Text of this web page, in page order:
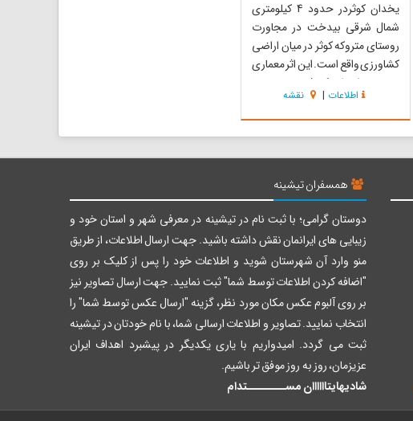
یخدان کوثردر حدود 4 کیلومتری
شمال شرقی بیدخت در مجاورت
روستای متروکه کوثر در میان اراضی
کشاورزی واقع است. این اثر معماری
مجموعه ای از یک فضای مدوّر با
پوشش مخروطی و دیواری طویل و
بلند عمود بر یخدان که به دیوار سایه
اندازه معروف است می‌باشد و اتاقک
هایی در مجاورت آن وجود دارد. به
اطلاعات | نقشه
همسفران تیشینه
دوستان گرامی؛ با ثبت نام در تیشینه در معرفی شهر و استان خود و
زیبایی های ایرانمان نقش داشته باشید. جهت ارسال اطلاعات، از طریق
منو وارد آن شهرستان شوید و اطلاعات خود را پس از کلیک بر روی
"اضافه کردن اطلاعات توسط شما" ثبت نمایید. جهت ارسال تصاویر نیز
بر روی آلبوم عکس مکان مورد نظر، گزینه "ارسال عکس توسط شما" را
انتخاب نمایید. تصاویر و اطلاعات ارسالی شما، با نام خودتان در تیشینه
ثبت می گردد. امیدواریم با یاری یکدیگر در پیشبرد اهداف ایران
عزیزمان، روز به روز موفق تر باشیم.
شادیهایتاااااان مســــــــتدام